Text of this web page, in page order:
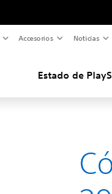
Accesorios Noticias
Estado de